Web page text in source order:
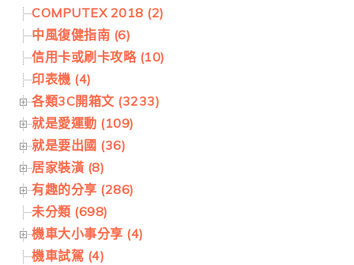
COMPUTEX 2018 (2)
中風復健指南 (6)
信用卡或刷卡攻略 (10)
印表機 (4)
各類3C開箱文 (3233)
就是愛運動 (109)
就是要出國 (36)
居家裝潢 (8)
有趣的分享 (286)
未分類 (698)
機車大小事分享 (4)
機車試駕 (4)